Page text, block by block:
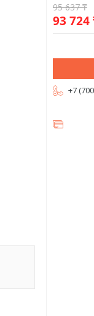
95 637 ₸
93 724
+7